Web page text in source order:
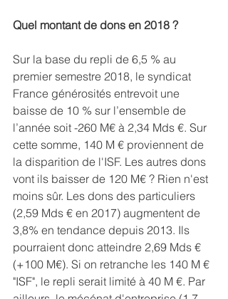
Quel montant de dons en 2018 ?
Sur la base du repli de 6,5 % au
premier semestre 2018, le syndicat
France générosités entrevoit une
baisse de 10 % sur l’ensemble de
l’année soit -260 M€ à 2,34 Mds €. Sur
cette somme, 140 M € proviennent de
la disparition de l'ISF. Les autres dons
vont ils baisser de 120 M€ ? Rien n'est
moins sûr. Les dons des particuliers
(2,59 Mds € en 2017) augmentent de
3,8% en tendance depuis 2013. Ils
pourraient donc atteindre 2,69 Mds €
(+100 M€). Si on retranche les 140 M €
"ISF", le repli serait limité à 40 M €. Par